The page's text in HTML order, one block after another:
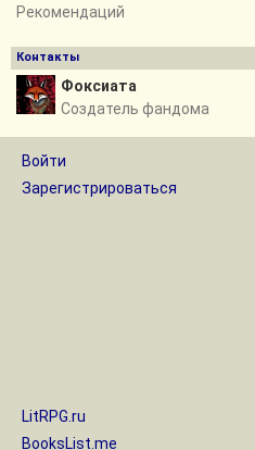
Рекомендаций
Контакты
Фоксиата
Создатель фандома
Войти
Зарегистрироваться
LitRPG.ru
BooksList.me